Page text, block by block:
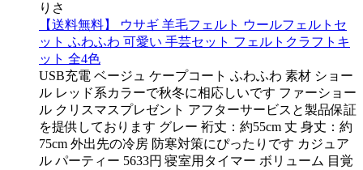
りさ
【送料無料】 ウサギ 羊毛フェルト ウールフェルトセ
ット ふわふわ 可愛い 手芸セット フェルトクラフトキ
ット 全4色
USB充電 ベージュ ケープコート ふわふわ 素材 ショー
ル レッド系カラーで秋冬に相応しいです ファーショー
ル クリスマスプレゼント アフターサービスと製品保証
を提供しております グレー 裄丈：約55cm 丈 身丈：約
75cm 外出先の冷房 防寒対策にぴったりです カジュア
ル パーティー 5633円 寝室用タイマー ボリューム 目覚